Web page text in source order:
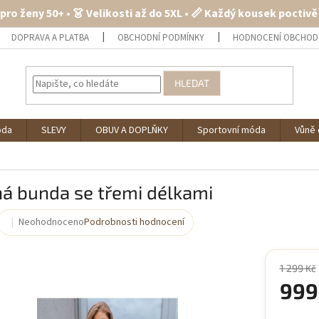
ženy 50+ • 👗 Velikosti až do 5XL • 📏 Každý kousek
DOPRAVA A PLATBA OBCHODNÍ PODMÍNKY HODNOCENÍ
HLEDAT
SLEVY OBUV A DOPLŇKY Sportovní móda
bunda se třemi délkami
Průměrné
NeohodnocenoPodrobnosti hodnocení
1 299 Kč